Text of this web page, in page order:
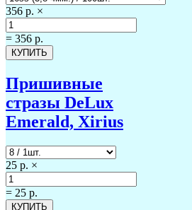
356 р. ×
= 356 р.
Пришивные
стразы DeLux
Emerald, Xirius
25 р. ×
= 25 р.